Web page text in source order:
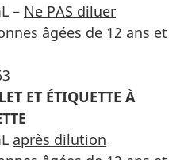
– Ne PAS diluer
âgées de 12 ans et
ET ÉTIQUETTE À
après dilution